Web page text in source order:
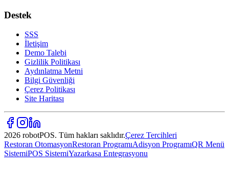
Destek
SSS
İletişim
Demo Talebi
Gizlilik Politikası
Aydınlatma Metni
Bilgi Güvenliği
Çerez Politikası
Site Haritası
2026 robotPOS. Tüm hakları saklıdır.Çerez Tercihleri
Restoran OtomasyonRestoran ProgramıAdisyon ProgramıQR Menü
SistemiPOS SistemiYazarkasa Entegrasyonu